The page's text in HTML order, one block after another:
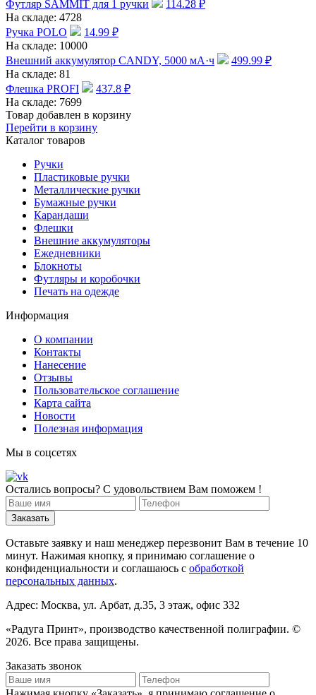
Футляр SAMMIT для 1 ручки
114.28 ₽
На складе: 4728
Ручка POLO
14.99 ₽
На складе: 10000
Внешний аккумулятор CANDY, 5000 мА·ч
499.99 ₽
На складе: 81
Флешка PROFI
437.8 ₽
На складе: 7699
Товар добавлен в корзину
Перейти в корзину
Каталог товаров
Ручки
Пластиковые ручки
Металлические ручки
Бумажные ручки
Карандаши
Флешки
Внешние аккумуляторы
Ежедневники
Блокноты
Футляры и коробочки
Печать на одежде
Информация
О компании
Контакты
Нанесение
Отзывы
Пользовательское соглашение
Карта сайта
Новости
Полезная информация
Мы в соцсетях
Остались вопросы? С удовольствием Вам поможем !
Оставьте заявку и наш менеджер перезвонит Вам в течение 10
минут. Нажимая кнопку, я принимаю соглашение о
конфиденциальности и соглашаюсь с обработкой
персональных данных.
Адрес: Москва, ул. Арбат, д.35, 3 этаж, офис 332
«Радуга Принт», производство качественной полиграфии. ©
2026. Все права защищены.
Заказать звонок